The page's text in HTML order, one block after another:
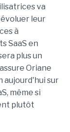
va
leur
à
SaaS en
plus un
Oriane
aujourd'hui sur
même si
plutôt